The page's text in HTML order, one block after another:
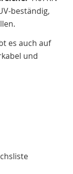
beständig,
es auch auf
und